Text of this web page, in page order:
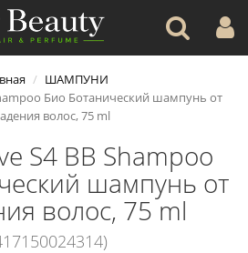
ШАМПУНИ
Био Ботанический шампунь от
волос, 75 ml
S4 BB Shampoo
шампунь от
волос, 75 ml